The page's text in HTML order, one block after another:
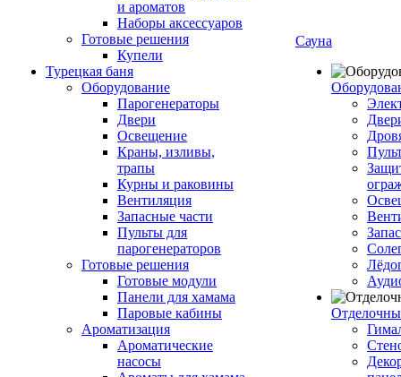
и ароматов
Наборы аксессуаров
Готовые решения
Купели
Турецкая баня
Оборудование
Парогенераторы
Двери
Освещение
Краны, изливы,
трапы
Курны и раковины
Вентиляция
Запасные части
Пульты для
парогенераторов
Готовые решения
Готовые модули
Панели для хамама
Паровые кабины
Ароматизация
Ароматические
насосы
Сауна